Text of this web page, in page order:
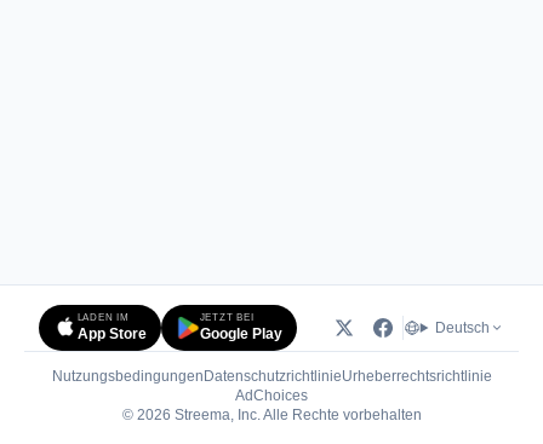
LADEN IM
App Store
JETZT BEI
Google Play Deutsch
Nutzungsbedingungen DatenschutzrichtlinieUrheberrechtsrichtlinie
AdChoices(öffnet in neuem Tab)
© 2026 Streema, Inc. Alle Rechte vorbehalten